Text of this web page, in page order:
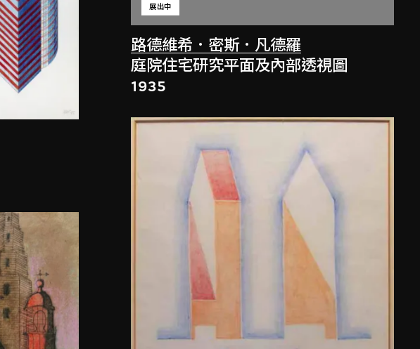
路德維希．密斯．凡德羅
展出中
庭院住宅研究平面及內部透視圖
1935